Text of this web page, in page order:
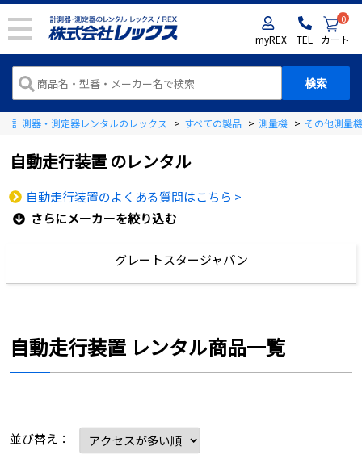
myREX TEL
0
カート
計測器・測定器レンタルのレックス > すべての製品 > 測量機 > その他測量機
自動走行装置 のレンタル
自動走行装置のよくある質問はこちら >
さらにメーカーを絞り込む
グレートスタージャパン
自動走行装置 レンタル商品一覧
並び替え：